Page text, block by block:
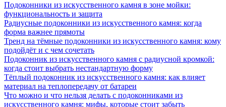
Подоконники из искусственного камня в зоне мойки:
функциональность и защита
Радиусные подоконники из искусственного камня: когда
форма важнее прямоты
Тренд на тёмные подоконники из искусственного камня: кому
подойдёт и с чем сочетать
Подоконник из искусственного камня с радиусной кромкой:
когда стоит выбрать нестандартную форму
Тёплый подоконник из искусственного камня: как влияет
материал на теплопередачу от батареи
Что можно и что нельзя делать с подоконниками из
искусственного камня: мифы, которые стоит забыть